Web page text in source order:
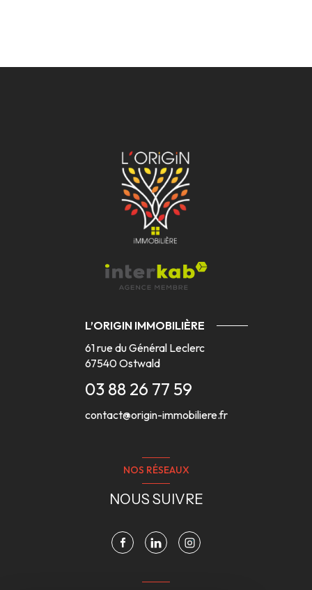
L’ORIGIN IMMOBILIÈRE
61 rue du Général Leclerc
67540Ostwald
03 88 26 77 59
contact@origin-immobiliere.fr
NOS RÉSEAUX
NOUS SUIVRE